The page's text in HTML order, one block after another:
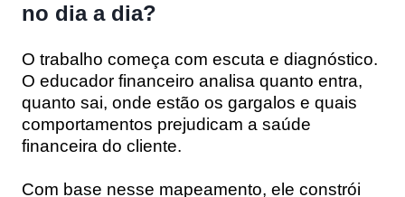
no dia a dia?
O trabalho começa com escuta e diagnóstico.
O educador financeiro analisa quanto entra,
quanto sai, onde estão os gargalos e quais
comportamentos prejudicam a saúde
financeira do cliente.
Com base nesse mapeamento, ele constrói